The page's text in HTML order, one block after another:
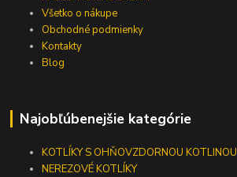
Všetko o nákupe
Obchodné podmienky
Kontakty
Blog
Najobľúbenejšie kategórie
KOTLÍKY S OHŇOVZDORNOU KOTLINOU
NEREZOVÉ KOTLÍKY